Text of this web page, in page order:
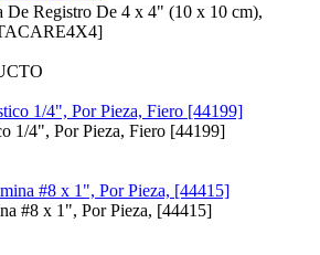
De Registro De 4 x 4" (10 x 10 cm),
1/4", Por Pieza, Fiero [44199]
#8 x 1", Por Pieza, [44415]